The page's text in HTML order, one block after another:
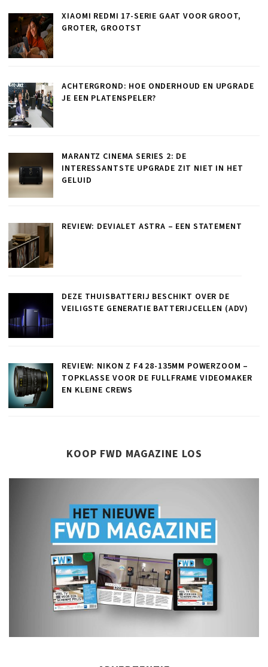
XIAOMI REDMI 17-SERIE GAAT VOOR GROOT,
GROTER, GROOTST
ACHTERGROND: HOE ONDERHOUD EN UPGRADE
JE EEN PLATENSPELER?
MARANTZ CINEMA SERIES 2: DE
INTERESSANTSTE UPGRADE ZIT NIET IN HET
GELUID
REVIEW: DEVIALET ASTRA – EEN STATEMENT
DEZE THUISBATTERIJ BESCHIKT OVER DE
VEILIGSTE GENERATIE BATTERIJCELLEN (ADV)
REVIEW: NIKON Z F4 28-135MM POWERZOOM –
TOPKLASSE VOOR DE FULLFRAME VIDEOMAKER
EN KLEINE CREWS
KOOP FWD MAGAZINE LOS